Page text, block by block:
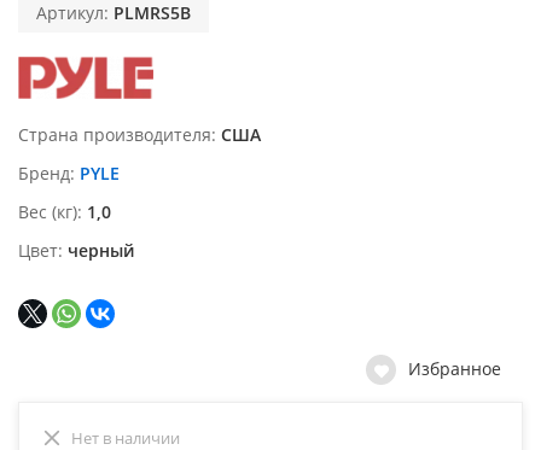
Артикул: PLMRS5B
Страна производителя США
Бренд PYLE
Вес (кг) 1,0
Цвет черный
Избранное
Нет в наличии